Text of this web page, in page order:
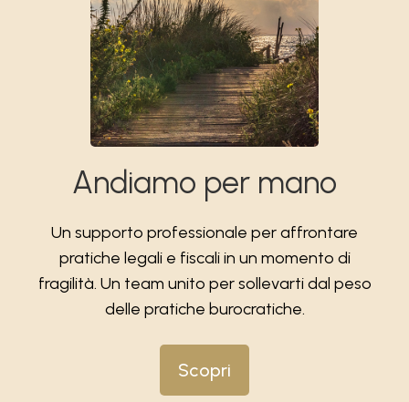
Andiamo per mano
Un supporto professionale per affrontare
pratiche legali e fiscali in un momento di
fragilità. Un team unito per sollevarti dal peso
delle pratiche burocratiche.
Scopri